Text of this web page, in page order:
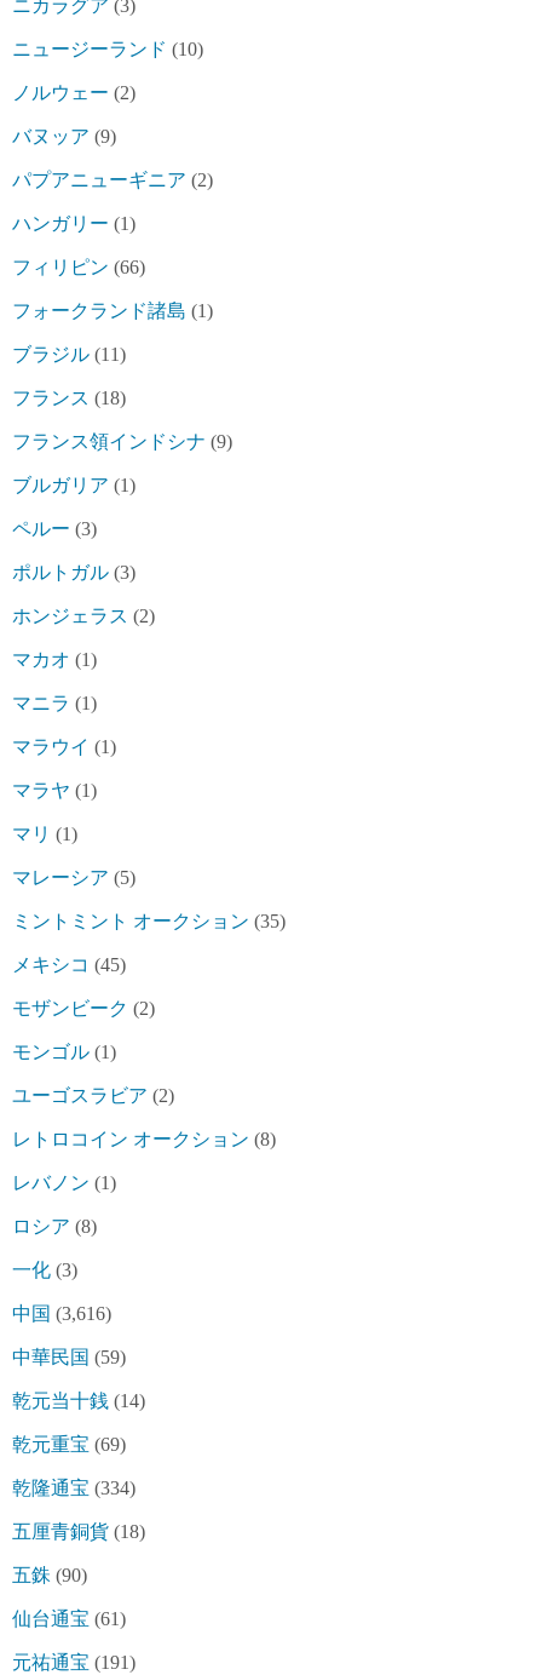
ニカラグア (3)
ニュージーランド (10)
ノルウェー (2)
バヌッア (9)
パプアニューギニア (2)
ハンガリー (1)
フィリピン (66)
フォークランド諸島 (1)
ブラジル (11)
フランス (18)
フランス領インドシナ (9)
ブルガリア (1)
ペルー (3)
ポルトガル (3)
ホンジェラス (2)
マカオ (1)
マニラ (1)
マラウイ (1)
マラヤ (1)
マリ (1)
マレーシア (5)
ミントミント オークション (35)
メキシコ (45)
モザンビーク (2)
モンゴル (1)
ユーゴスラビア (2)
レトロコイン オークション (8)
レバノン (1)
ロシア (8)
一化 (3)
中国 (3,616)
中華民国 (59)
乾元当十銭 (14)
乾元重宝 (69)
乾隆通宝 (334)
五厘青銅貨 (18)
五銖 (90)
仙台通宝 (61)
元祐通宝 (191)